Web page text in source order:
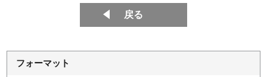
戻る
フォーマット